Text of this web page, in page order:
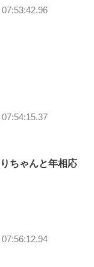
ちゃんと年相応